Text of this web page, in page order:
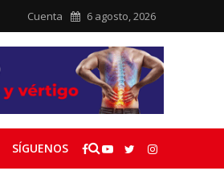
Cuenta 6 agosto, 2026
SÍGUENOS